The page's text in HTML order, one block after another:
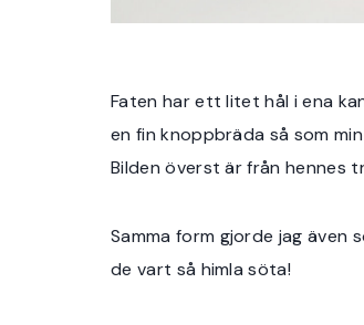
Faten har ett litet hål i ena
en fin knoppbräda så som
Bilden överst är från hennes
Samma form gjorde jag även
de vart så himla söta!